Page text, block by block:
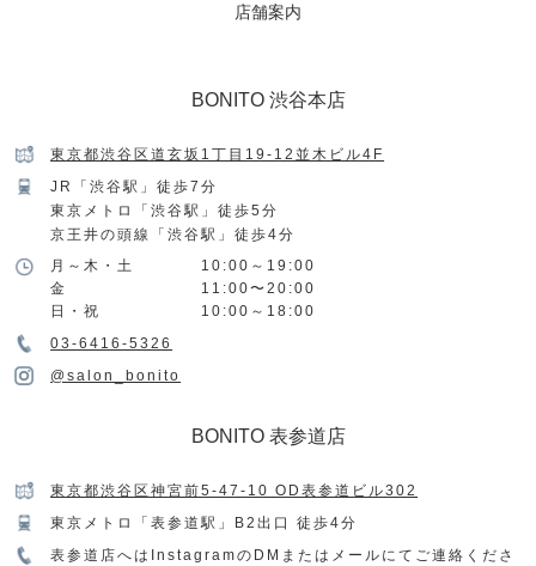
店舗案内
BONITO 渋谷本店
東京都渋谷区道玄坂1丁目19-12並木ビル4F
JR「渋谷駅」徒歩7分
東京メトロ「渋谷駅」徒歩5分
京王井の頭線「渋谷駅」徒歩4分
月～木・土
10:00～19:00
金
11:00〜20:00
日・祝
10:00～18:00
03-6416-5326
@salon_bonito
BONITO 表参道店
東京都渋谷区神宮前5-47-10 OD表参道ビル302
東京メトロ「表参道駅」B2出口 徒歩4分
表参道店へはInstagramのDMまたはメールにてご連絡くださ